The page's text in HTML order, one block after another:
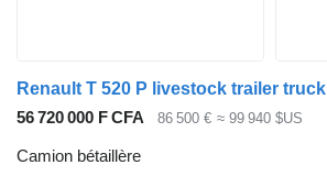
Renault T 520 P livestock trailer truck
56 720 000 F CFA
86 500 € ≈ 99 940 $US
Camion bétaillère